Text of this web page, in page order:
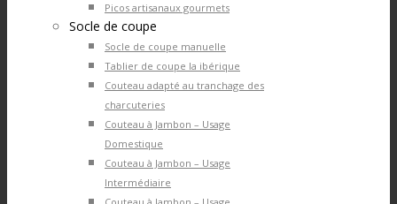
Picos artisanaux gourmets
Socle de coupe
Socle de coupe manuelle
Tablier de coupe la ibérique
Couteau adapté au tranchage des
charcuteries
Couteau à Jambon – Usage
Domestique
Couteau à Jambon – Usage
Intermédiaire